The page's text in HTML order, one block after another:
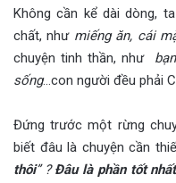
Không cần kể dài dòng,
chất, như miếng ăn, cái
chuyện tinh thần, như
sống…con người đều phải
Đứng trước một rừng
biết đâu là chuyện cần
thôi” ?Đâu là phần tốt nhất